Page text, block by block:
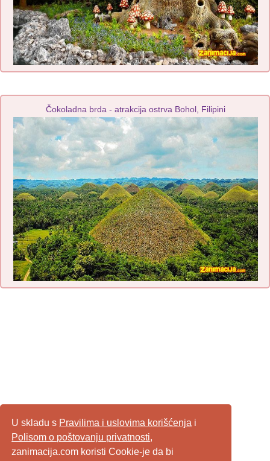
U skladu s Pravilima i uslovima korišćenja i
Polisom o poštovanju privatnosti,
zanimacija.com koristi Cookie-je da bi
Čokoladna brda - atrakcija ostrva Bohol, Filipini